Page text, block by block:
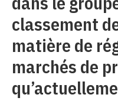
classement de
matière de
marchés de